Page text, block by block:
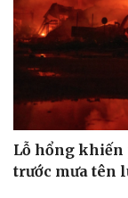
Lỗ hổng
trước mưa tên